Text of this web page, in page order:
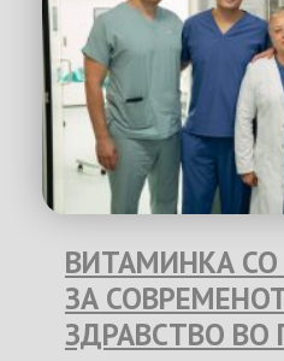
ВИТАМИНКА
ЗА
ЗДРАВСТВО ВО